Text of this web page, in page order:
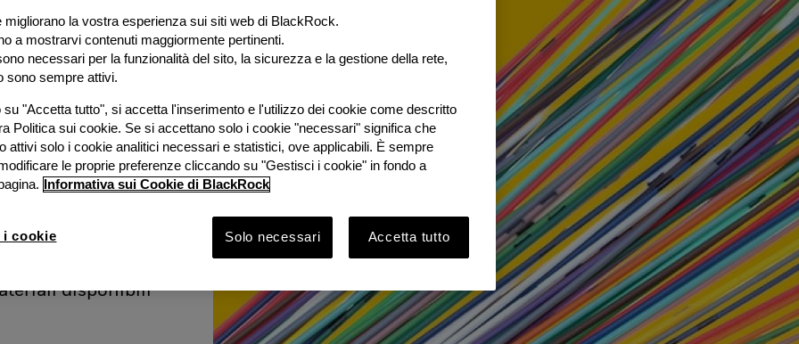
2026 con
e
disponibili
migliorano la vostra esperienza sui siti web di BlackRock.
a mostrarvi contenuti maggiormente pertinenti.
necessari per la funzionalità del sito, la sicurezza e la gestione della rete,
sono sempre attivi.
su "Accetta tutto", si accetta l'inserimento e l'utilizzo dei cookie come descritto
Politica sui cookie. Se si accettano solo i cookie "necessari" significa che
attivi solo i cookie analitici necessari e statistici, ove applicabili. È sempre
le proprie preferenze cliccando su "Gestisci i cookie" in fondo a
Informativa sui Cookie di BlackRock
Solo necessari Accetta tutto
cookie